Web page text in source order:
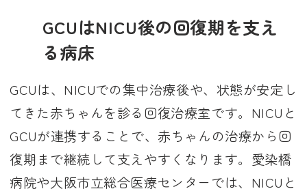
GCUはNICU後の回復期を支え
る病床
GCUは、NICUでの集中治療後や、状態が安定し
てきた赤ちゃんを診る回復治療室です。NICUと
GCUが連携することで、赤ちゃんの治療から回
復期まで継続して支えやすくなります。愛染橋
病院や大阪市立総合医療センターでは、NICUと